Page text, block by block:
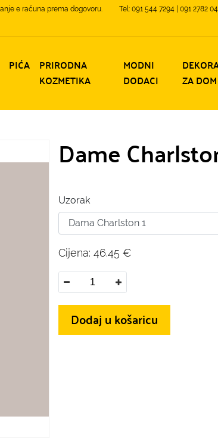
e računa prema dogovoru. Tel: 091 544 7294 | 091 2782
PIĆA PRIRODNA
KOZMETIKA
MODNI
DODACI
ZA DOM
Dame
Uzorak
Cijena: 46.45 €
Dodaj u košaricu